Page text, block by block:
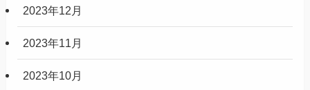
2023年12月
2023年11月
2023年10月